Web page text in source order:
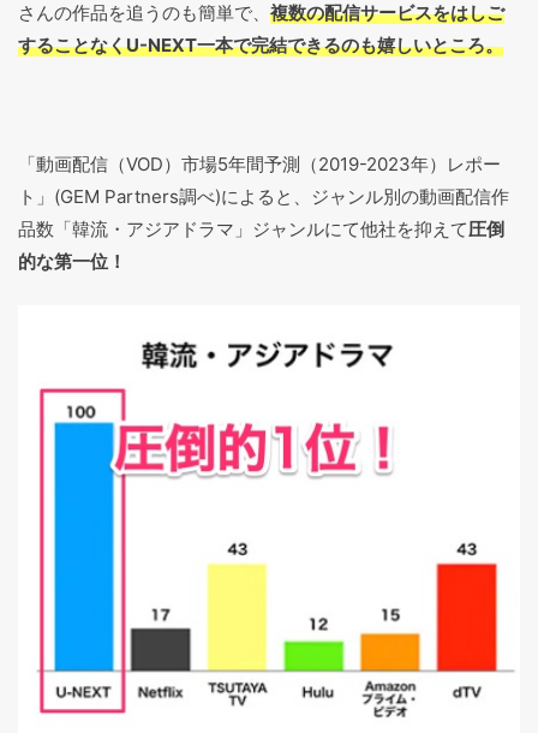
さんの作品を追うのも簡単で、 複数の配信サービスをはしご
することなくU-NEXT一本で完結できるのも嬉しいところ。
「動画配信（VOD）市場5年間予測（2019-2023年）レポー
ト」(GEM Partners調べ)によると、ジャンル別の動画配信作
品数「韓流・アジアドラマ」ジャンルにて他社を抑えて圧倒
的な第一位！